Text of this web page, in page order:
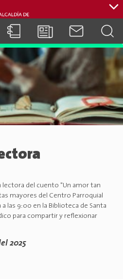
lectora del cuento "Un amor tan
mayores del Centro Parroquial
a las 9:00 en la Biblioteca de Santa
para compartir y reflexionar
2025